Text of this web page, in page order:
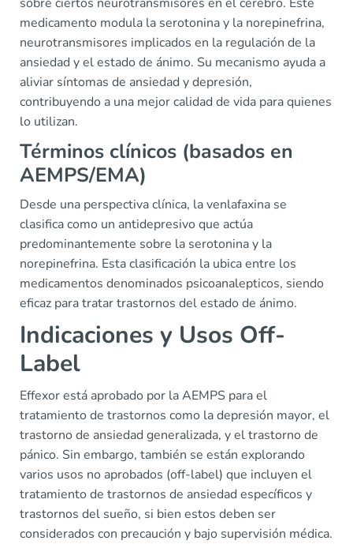
medicamento modula la serotonina y la norepinefrina,
neurotransmisores implicados en la regulación de la
ansiedad y el estado de ánimo. Su mecanismo ayuda a
aliviar síntomas de ansiedad y depresión,
contribuyendo a una mejor calidad de vida para quienes
lo utilizan.
Términos clínicos (basados en
AEMPS/EMA)
Desde una perspectiva clínica, la venlafaxina se
clasifica como un antidepresivo que actúa
predominantemente sobre la serotonina y la
norepinefrina. Esta clasificación la ubica entre los
medicamentos denominados psicoanalepticos, siendo
eficaz para tratar trastornos del estado de ánimo.
Indicaciones y Usos Off-
Label
Effexor está aprobado por la AEMPS para el
tratamiento de trastornos como la depresión mayor, el
trastorno de ansiedad generalizada, y el trastorno de
pánico. Sin embargo, también se están explorando
varios usos no aprobados (off-label) que incluyen el
tratamiento de trastornos de ansiedad específicos y
trastornos del sueño, si bien estos deben ser
considerados con precaución y bajo supervisión médica.